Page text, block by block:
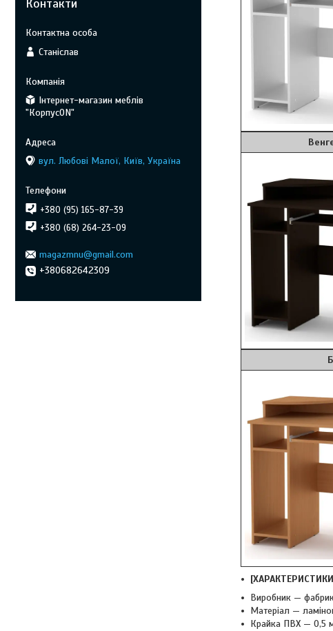
Венге
Виробник —
Матеріал —
Крайка ПВХ — 0,5
Контакти
Станіслав
Інтернет-магазин меблів
"КорпусON"
вул. Любові Малої, Київ, Україна
+380 (95) 165-87-39
+380 (68) 264-23-09
magazmnu@gmail.com
+380682642309